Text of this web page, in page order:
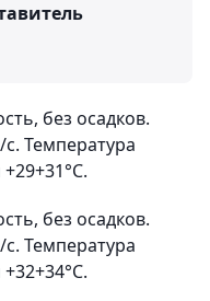
без осадков.
Температура
без осадков.
Температура